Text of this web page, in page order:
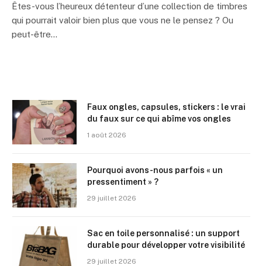
Êtes-vous l’heureux détenteur d’une collection de timbres
qui pourrait valoir bien plus que vous ne le pensez ? Ou
peut-être…
Faux ongles, capsules, stickers : le vrai
du faux sur ce qui abîme vos ongles
1 août 2026
Pourquoi avons-nous parfois « un
pressentiment » ?
29 juillet 2026
Sac en toile personnalisé : un support
durable pour développer votre visibilité
29 juillet 2026